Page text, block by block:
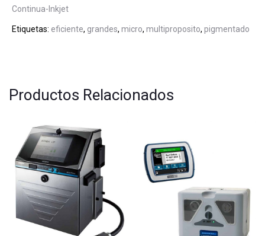
Continua-Inkjet
Etiquetas: eficiente, grandes, micro, multiproposito, pigmentado
Productos Relacionados